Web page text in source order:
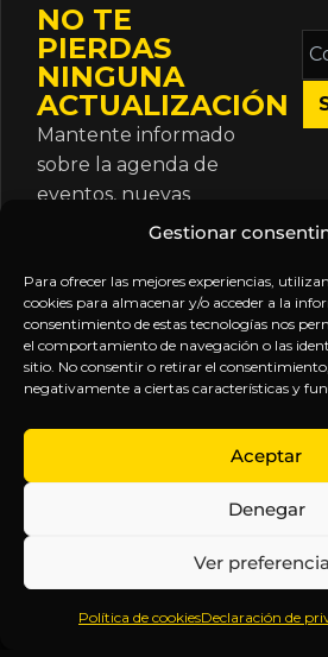
Gestionar
Para ofrecer las mejores experiencias,
cookies para almacenar y/o acceder a la
consentimiento de estas tecnologías nos
el comportamiento de navegación o las
sitio. No consentir o retirar el
negativamente a ciertas características y
Aceptar
Denegar
Ver
Política de cookiesDeclaración de
NO TE
PIERDAS
NINGUNA
ACTUALIZACIÓN
Mantente informado
sobre la agenda de
eventos, nuevas
publicaciones y
suscripción.
*
Inteligencia
Anticipándonos
EXPLORA
Inicio
Sobre
Contenido
Webinars
de